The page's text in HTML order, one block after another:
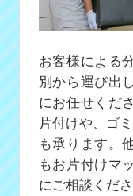
お客様による
別から運び出
にお任せくだ
片付けや、ゴ
も承ります。
もお片付けマ
にご相談くださ